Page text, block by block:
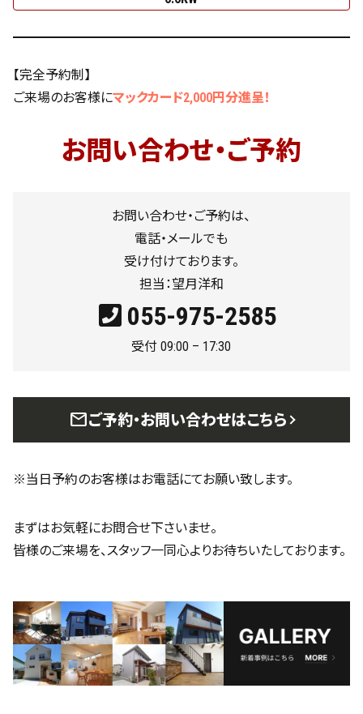
【完全予約制】
ご来場のお客様にマックカード2,000円分進呈！
お問い合わせ・ご予約
お問い合わせ・ご予約は、
電話・メールでも
受け付けております。
担当：望月洋和
055-975-2585
受付 09:00 – 17:30
mailご予約・お問い合わせはこちら
※当日予約のお客様はお電話にてお願い致します。
まずはお気軽にお問合せ下さいませ。
皆様のご来場を、スタッフ一同心よりお待ちいたしております。